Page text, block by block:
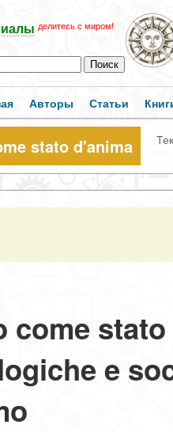
делитесь с миром!
Авторы Статьи
stato d'anima
come
e